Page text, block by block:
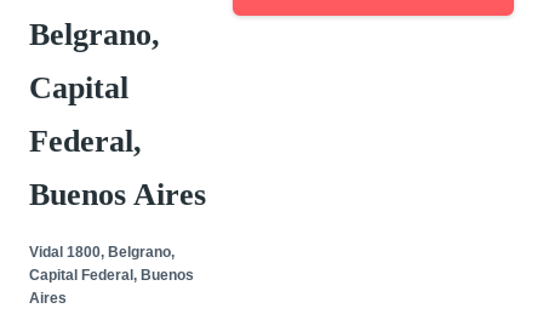
Belgrano,
Capital
Federal,
Buenos Aires
Vidal 1800, Belgrano,
Capital Federal, Buenos
Aires